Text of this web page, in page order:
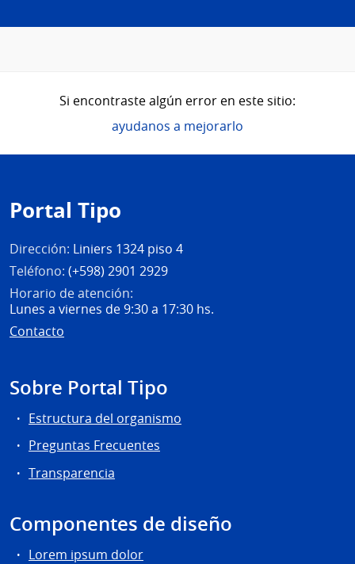
Si encontraste algún error en este sitio:
ayudanos a mejorarlo
de
página
Portal Tipo
Dirección: Liniers 1324 piso 4
Teléfono: (+598) 2901 2929
Horario de atención:
Lunes a viernes de 9:30 a 17:30 hs.
Contacto
Sobre Portal Tipo
Estructura del organismo
Preguntas Frecuentes
Transparencia
Componentes de diseño
Lorem ipsum dolor